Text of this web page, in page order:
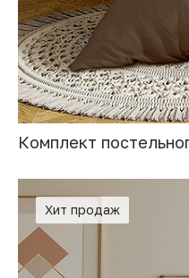
Комплект
Хит продаж